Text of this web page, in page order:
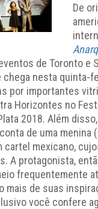
De
de Toronto e
nesta quinta-
por importantes
Horizontes no
2018. Além
de uma
cartel mexicano,
A protagonista,
frequentemente
mais de suas
você confere